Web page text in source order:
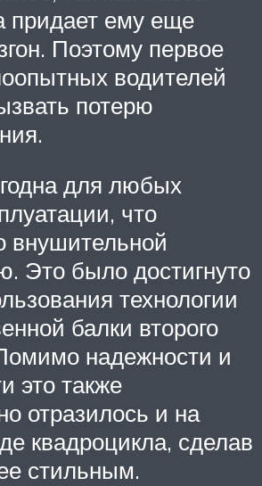
придает ему еще
Поэтому первое
водителей
потерю
для любых
что
внушительной
Это было достигнуто
технологии
балки второго
надежности и
это также
отразилось и на
квадроцикла, сделав
стильным.